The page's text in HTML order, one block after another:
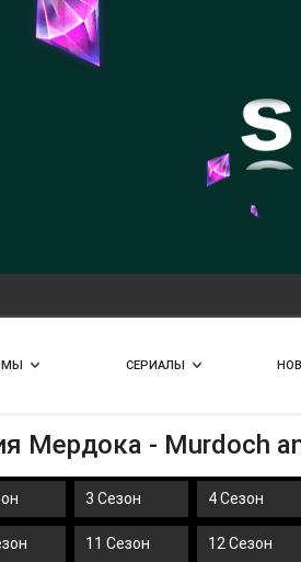
СЕРИАЛЫ
Мердока - Murdoch
3 Сезон 4 Сезон
11 Сезон 12 Сезон